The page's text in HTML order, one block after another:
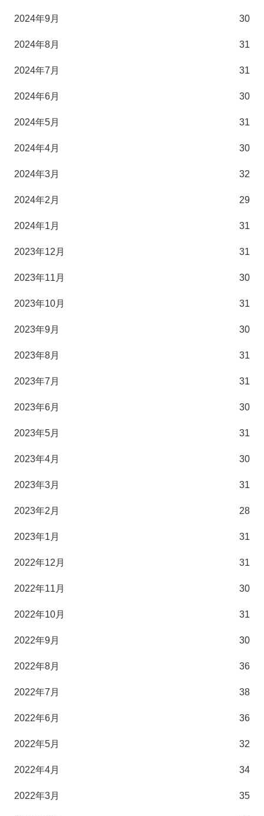
2024年9月 30
2024年8月 31
2024年7月 31
2024年6月 30
2024年5月 31
2024年4月 30
2024年3月 32
2024年2月 29
2024年1月 31
2023年12月 31
2023年11月 30
2023年10月 31
2023年9月 30
2023年8月 31
2023年7月 31
2023年6月 30
2023年5月 31
2023年4月 30
2023年3月 31
2023年2月 28
2023年1月 31
2022年12月 31
2022年11月 30
2022年10月 31
2022年9月 30
2022年8月 36
2022年7月 38
2022年6月 36
2022年5月 32
2022年4月 34
2022年3月 35